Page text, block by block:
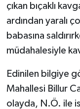
çıkan bıçaklı
ardından yaralı
babasına
müdahalesiyle
Edinilen bilgiye
Mahallesi Billur
olayda, N.Ö. ile